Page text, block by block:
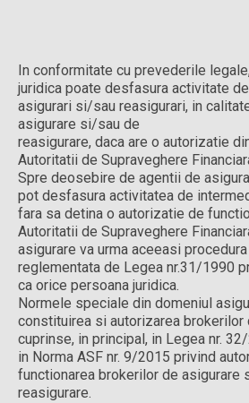
In conformitate cu prevederile
juridica poate desfasura activitate
asigurari si/sau reasigurari, in
asigurare si/sau de
reasigurare, daca are o autorizatie
Autoritatii de Supraveghere
Spre deosebire de agentii de
pot desfasura activitatea de
fara sa detina o autorizatie de
Autoritatii de Supraveghere
asigurare va urma aceeasi
reglementata de Legea nr.31/1990
ca orice persoana juridica.
Normele speciale din domeniul
constituirea si autorizarea brokerilor
cuprinse, in principal, in Legea nr.
in Norma ASF nr. 9/2015 privind
functionarea brokerilor de asigurare
reasigurare.